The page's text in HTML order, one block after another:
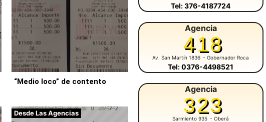
“Medio loco” de contento
Desde Las Agencias
Tel: 376-4187724
Agencia
418
Av. San Martín 1836 - Gobernador Roca
Tel: 0376-4498521
Agencia
323
Sarmiento 935 - Oberá